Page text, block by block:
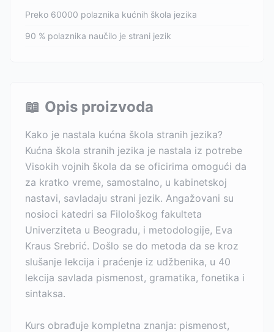
Preko 60000 polaznika kućnih škola jezika
90 % polaznika naučilo je strani jezik
📖 Opis proizvoda
Kako je nastala kućna škola stranih jezika?
Kućna škola stranih jezika je nastala iz potrebe
Visokih vojnih škola da se oficirima omogući da
za kratko vreme, samostalno, u kabinetskoj
nastavi, savladaju strani jezik. Angažovani su
nosioci katedri sa Filološkog fakulteta
Univerziteta u Beogradu, i metodologije, Eva
Kraus Srebrić. Došlo se do metoda da se kroz
slušanje lekcija i praćenje iz udžbenika, u 40
lekcija savlada pismenost, gramatika, fonetika i
sintaksa.
Kurs obrađuje kompletna znanja: pismenost,